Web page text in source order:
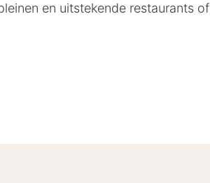
en uitstekende restaurants of
van Lille. Met de metro of